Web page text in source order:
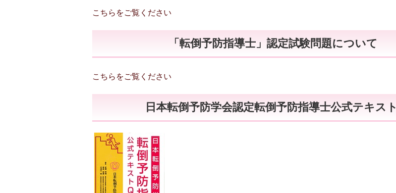
こちらをご覧ください
「転倒予防指導士」認定試験問題について
こちらをご覧ください
日本転倒予防学会認定転倒予防指導士公式テキスト